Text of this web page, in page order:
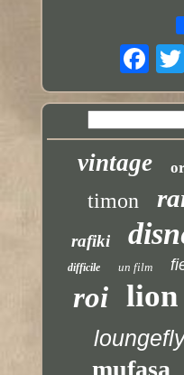
vintage
timon
rafiki
difficile un film
roi lion
mufasa